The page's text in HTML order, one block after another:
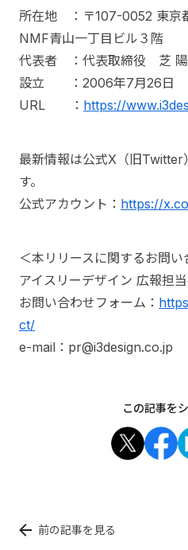
所在地 ：〒107-0052 東京
NMF青山一丁目ビル３階
代表者 ：代表取締役 芝 陽
設立 ：2006年7月26日
URL ： https://
最新情報は公式X（旧Twitter
す。
公式アカウント： https://
＜本リリースに関するお問い
アイスリーデザイン 広報担
お問い合わせフォーム：
ct/
e-mail：pr@i3design.co.jp
この記事を
前の記事を見る